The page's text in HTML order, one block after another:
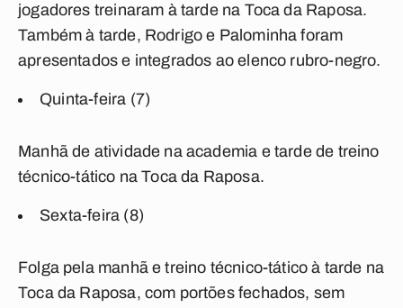
jogadores treinaram à tarde na Toca da Raposa.
Também à tarde, Rodrigo e Palominha foram
apresentados e integrados ao elenco rubro-negro.
Quinta-feira (7)
Manhã de atividade na academia e tarde de treino
técnico-tático na Toca da Raposa.
Sexta-feira (8)
Folga pela manhã e treino técnico-tático à tarde na
Toca da Raposa, com portões fechados, sem